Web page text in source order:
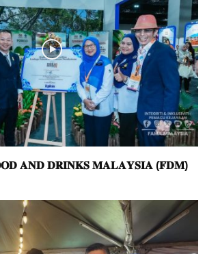
𝐀𝐍𝐃 𝐃𝐑𝐈𝐍𝐊𝐒 𝐌𝐀𝐋𝐀𝐘𝐒𝐈𝐀 (𝐅𝐃𝐌)